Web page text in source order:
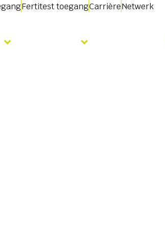
Fertitest toegangCarrièreNetwerk